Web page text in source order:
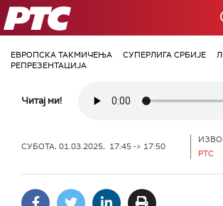
РТС
ЕВРОПСКА ТАКМИЧЕЊА СУПЕРЛИГА СРБИЈЕ
РЕПРЕЗЕНТАЦИЈА
Читај ми!
СУБОТА, 01.03.2025, 17:45 -> 17:50
РТС